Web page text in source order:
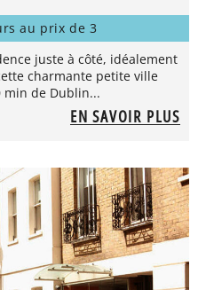
au prix de 3
juste à côté, idéalement
charmante petite ville
min de Dublin...
EN SAVOIR PLUS